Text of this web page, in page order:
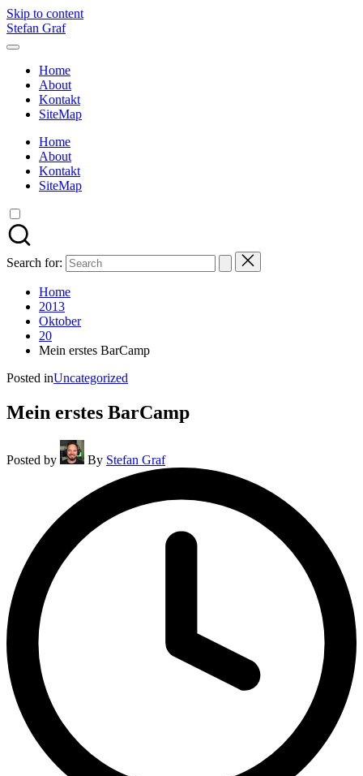
Skip to content
Stefan Graf
Home
About
Kontakt
SiteMap
Home
About
Kontakt
SiteMap
Search for:
Home
2013
Oktober
20
Mein erstes BarCamp
Posted inUncategorized
Mein erstes BarCamp
Posted by By Stefan Graf